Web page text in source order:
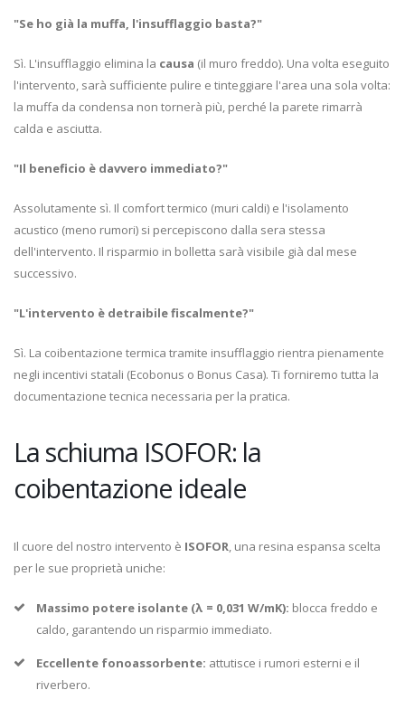
"Se ho già la muffa, l'insufflaggio basta?"
Sì. L'insufflaggio elimina la causa (il muro freddo). Una volta eseguito
l'intervento, sarà sufficiente pulire e tinteggiare l'area una sola volta:
la muffa da condensa non tornerà più, perché la parete rimarrà
calda e asciutta.
"Il beneficio è davvero immediato?"
Assolutamente sì. Il comfort termico (muri caldi) e l'isolamento
acustico (meno rumori) si percepiscono dalla sera stessa
dell'intervento. Il risparmio in bolletta sarà visibile già dal mese
successivo.
"L'intervento è detraibile fiscalmente?"
Sì. La coibentazione termica tramite insufflaggio rientra pienamente
negli incentivi statali (Ecobonus o Bonus Casa). Ti forniremo tutta la
documentazione tecnica necessaria per la pratica.
La schiuma ISOFOR: la
coibentazione ideale
Il cuore del nostro intervento è ISOFOR, una resina espansa scelta
per le sue proprietà uniche:
Massimo potere isolante (λ = 0,031 W/mK): blocca freddo e
caldo, garantendo un risparmio immediato.
Eccellente fonoassorbente: attutisce i rumori esterni e il
riverbero.